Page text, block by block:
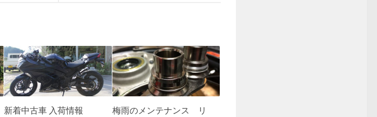
新着中古車 入荷情報
梅雨のメンテナンス リ